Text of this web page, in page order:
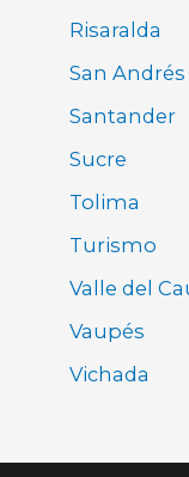
Risaralda
San Andrés
Santander
Sucre
Tolima
Turismo
Valle del
Vaupés
Vichada